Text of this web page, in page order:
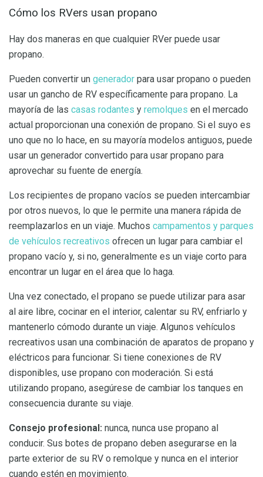
Cómo los RVers usan propano
Hay dos maneras en que cualquier RVer puede usar
propano.
Pueden convertir un generador para usar propano o pueden
usar un gancho de RV específicamente para propano. La
mayoría de las casas rodantes y remolques en el mercado
actual proporcionan una conexión de propano. Si el suyo es
uno que no lo hace, en su mayoría modelos antiguos, puede
usar un generador convertido para usar propano para
aprovechar su fuente de energía.
Los recipientes de propano vacíos se pueden intercambiar
por otros nuevos, lo que le permite una manera rápida de
reemplazarlos en un viaje. Muchos campamentos y parques
de vehículos recreativos ofrecen un lugar para cambiar el
propano vacío y, si no, generalmente es un viaje corto para
encontrar un lugar en el área que lo haga.
Una vez conectado, el propano se puede utilizar para asar
al aire libre, cocinar en el interior, calentar su RV, enfriarlo y
mantenerlo cómodo durante un viaje. Algunos vehículos
recreativos usan una combinación de aparatos de propano y
eléctricos para funcionar. Si tiene conexiones de RV
disponibles, use propano con moderación. Si está
utilizando propano, asegúrese de cambiar los tanques en
consecuencia durante su viaje.
Consejo profesional: nunca, nunca use propano al
conducir. Sus botes de propano deben asegurarse en la
parte exterior de su RV o remolque y nunca en el interior
cuando estén en movimiento.